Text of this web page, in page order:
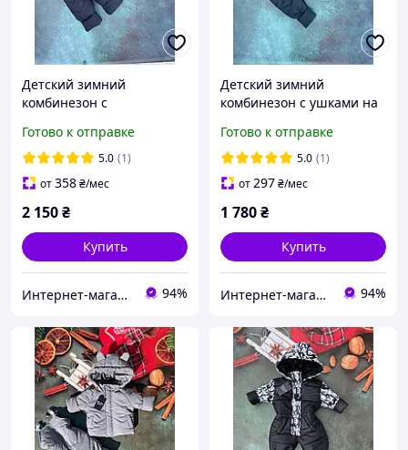
Детский зимний
комбинезон с
энота на девочек черный
80-86
Готово к отправке
5.0 (1)
от358₴/мес
2 150₴
Купить
Интернет-магазин "GLADYS" 94%
Детский зимний
комбинезон с ушками на
Готово к отправке
5.0 (1)
от297₴/мес
1 780₴
Купить
Интернет-магазин "GLADYS" 94%